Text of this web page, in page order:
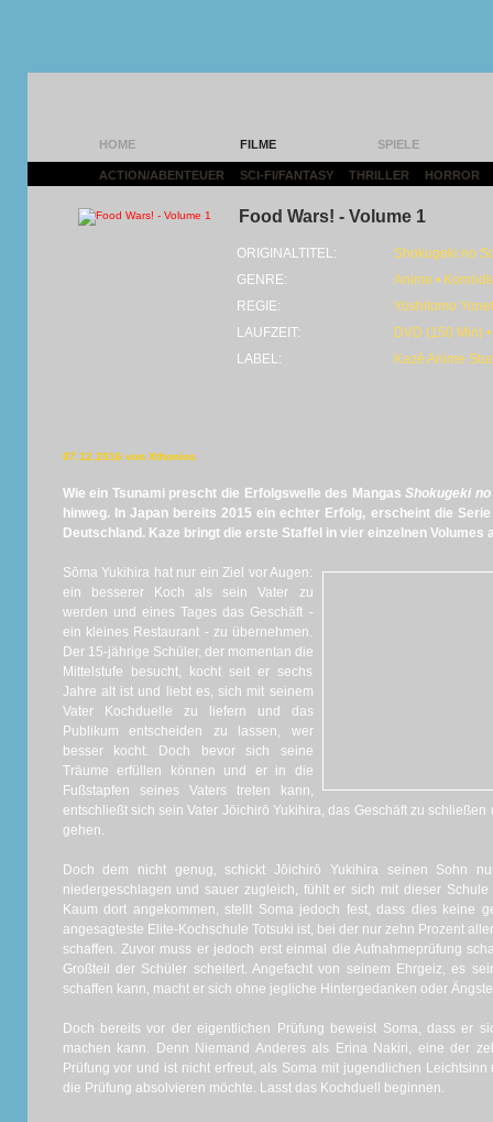
HOME FILME SPIELE
ACTION/ABENTEUER SCI-FI/FANTASY THRILLER HORROR
Food Wars! - Volume 1
ORIGINALTITEL:
Shokugeki no
GENRE:
Anime •
REGIE:
Yoshitomo
LAUFZEIT:
DVD (150 Min)
LABEL:
Kazé Anime
07.12.2016 von Xthonios
Wie ein Tsunami prescht die Erfolgswelle des MangasShokugeki
hinweg. In Japan bereits 2015 ein echter Erfolg, erscheint die
Deutschland. Kaze bringt die erste Staffel in vier einzelnen Volumes
Sōma Yukihira hat nur ein Ziel vor Augen:
ein besserer Koch als sein Vater zu
werden und eines Tages das Geschäft -
ein kleines Restaurant - zu übernehmen.
Der 15-jährige Schüler, der momentan die
Mittelstufe besucht, kocht seit er sechs
Jahre alt ist und liebt es, sich mit seinem
Vater Kochduelle zu liefern und das
Publikum entscheiden zu lassen, wer
besser kocht. Doch bevor sich seine
Träume erfüllen können und er in die
Fußstapfen seines Vaters treten kann,
entschließt sich sein Vater Jōichirō Yukihira, das Geschäft zu
gehen.
Doch dem nicht genug, schickt Jōichirō Yukihira seinen Sohn
niedergeschlagen und sauer zugleich, fühlt er sich mit dieser
Kaum dort angekommen, stellt Soma jedoch fest, dass dies keine
angesagteste Elite-Kochschule Totsuki ist, bei der nur zehn Prozent
schaffen. Zuvor muss er jedoch erst einmal die Aufnahmeprüfung
Großteil der Schüler scheitert. Angefacht von seinem Ehrgeiz, es
schaffen kann, macht er sich ohne jegliche Hintergedanken oder
Doch bereits vor der eigentlichen Prüfung beweist Soma, dass er
machen kann. Denn Niemand Anderes als Erina Nakiri, eine der
Prüfung vor und ist nicht erfreut, als Soma mit jugendlichen
die Prüfung absolvieren möchte. Lasst das Kochduell beginnen.